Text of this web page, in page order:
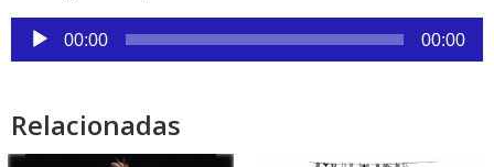
Reproductor
de
00:00 00:00
Relacionadas